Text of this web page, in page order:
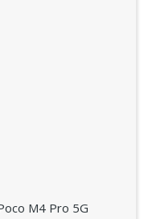
M4 Pro 5G